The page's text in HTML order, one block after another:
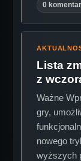
0
Lista
z
Ważne
gry,
nowego
wyższych